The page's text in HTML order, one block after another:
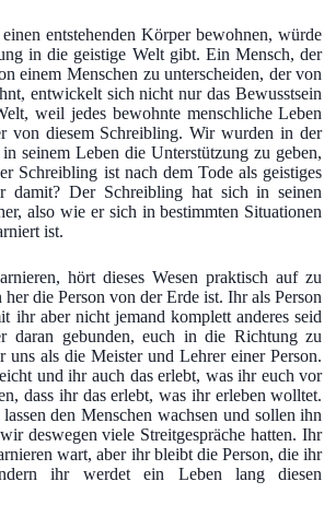
entstehenden Körper bewohnen, würde
in die geistige Welt gibt. Ein Mensch, der
einem Menschen zu unterscheiden, der von
entwickelt sich nicht nur das Bewusstsein
weil jedes bewohnte menschliche Leben
von diesem Schreibling. Wir wurden in der
seinem Leben die Unterstützung zu geben,
Schreibling ist nach dem Tode als geistiges
damit? Der Schreibling hat sich in seinen
also wie er sich in bestimmten Situationen
ist.
hört dieses Wesen praktisch auf zu
die Person von der Erde ist. Ihr als Person
ihr aber nicht jemand komplett anderes seid
daran gebunden, euch in die Richtung zu
als die Meister und Lehrer einer Person.
und ihr auch das erlebt, was ihr euch vor
dass ihr das erlebt, was ihr erleben wolltet.
den Menschen wachsen und sollen ihn
deswegen viele Streitgespräche hatten. Ihr
wart, aber ihr bleibt die Person, die ihr
ihr werdet ein Leben lang diesen